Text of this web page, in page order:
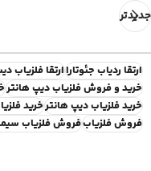
جدیدتر
ارتقا ردیاب جئوتاراارتقا فلزیاب
خرید و فروش فلزیاب دیپ هانتر
خرید فلزیاب دیپ هانترخرید
فروش فلزیابفروش فلزیاب